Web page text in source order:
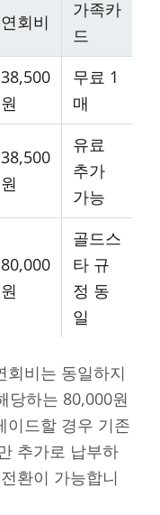
연회비
가족카
드
38,500
원
무료 1
매
38,500
원
유료
추가
가능
80,000
원
골드스
타 규
정 동
일
회비는 동일하지
당하는 80,000원
이드할 경우 기존
추가로 납부하
환이 가능합니